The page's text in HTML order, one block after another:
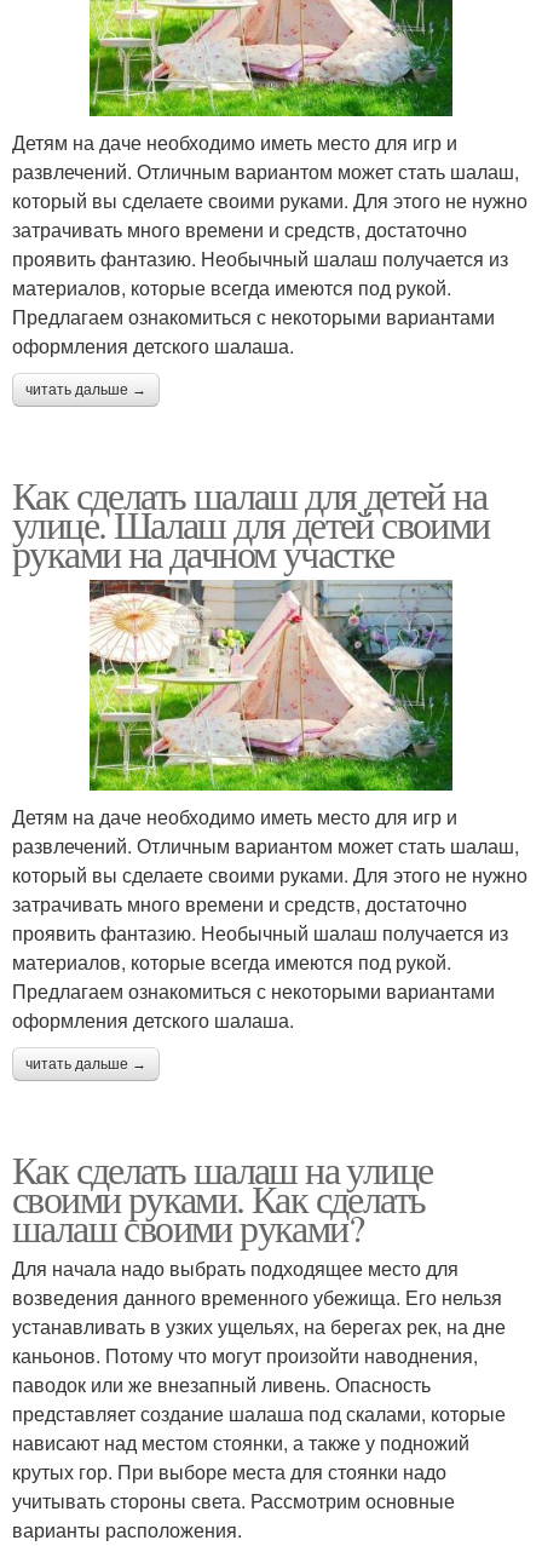
Детям на даче необходимо иметь место для игр и
развлечений. Отличным вариантом может стать шалаш,
который вы сделаете своими руками. Для этого не нужно
затрачивать много времени и средств, достаточно
проявить фантазию. Необычный шалаш получается из
материалов, которые всегда имеются под рукой.
Предлагаем ознакомиться с некоторыми вариантами
оформления детского шалаша.
читать дальше →
Как сделать шалаш для детей на
улице. Шалаш для детей своими
руками на дачном участке
Детям на даче необходимо иметь место для игр и
развлечений. Отличным вариантом может стать шалаш,
который вы сделаете своими руками. Для этого не нужно
затрачивать много времени и средств, достаточно
проявить фантазию. Необычный шалаш получается из
материалов, которые всегда имеются под рукой.
Предлагаем ознакомиться с некоторыми вариантами
оформления детского шалаша.
читать дальше →
Как сделать шалаш на улице
своими руками. Как сделать
шалаш своими руками?
Для начала надо выбрать подходящее место для
возведения данного временного убежища. Его нельзя
устанавливать в узких ущельях, на берегах рек, на дне
каньонов. Потому что могут произойти наводнения,
паводок или же внезапный ливень. Опасность
представляет создание шалаша под скалами, которые
нависают над местом стоянки, а также у подножий
крутых гор. При выборе места для стоянки надо
учитывать стороны света. Рассмотрим основные
варианты расположения.